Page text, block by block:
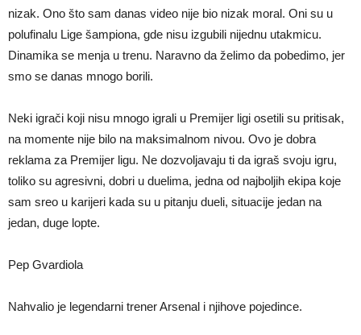
nizak. Ono što sam danas video nije bio nizak moral. Oni su u
polufinalu Lige šampiona, gde nisu izgubili nijednu utakmicu.
Dinamika se menja u trenu. Naravno da želimo da pobedimo, jer
smo se danas mnogo borili.
Neki igrači koji nisu mnogo igrali u Premijer ligi osetili su pritisak,
na momente nije bilo na maksimalnom nivou. Ovo je dobra
reklama za Premijer ligu. Ne dozvoljavaju ti da igraš svoju igru,
toliko su agresivni, dobri u duelima, jedna od najboljih ekipa koje
sam sreo u karijeri kada su u pitanju dueli, situacije jedan na
jedan, duge lopte.
Pep Gvardiola
Nahvalio je legendarni trener Arsenal i njihove pojedince.